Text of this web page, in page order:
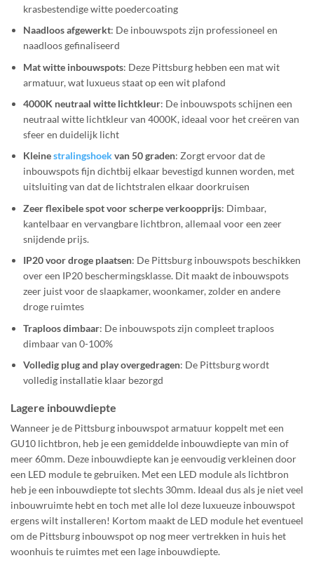
krasbestendige witte poedercoating
Naadloos afgewerkt: De inbouwspots zijn professioneel en
naadloos gefinaliseerd
Mat witte inbouwspots: Deze Pittsburg hebben een mat wit
armatuur, wat luxueus staat op een wit plafond
4000K neutraal witte lichtkleur: De inbouwspots schijnen een
neutraal witte lichtkleur van 4000K, ideaal voor het creëren van
sfeer en duidelijk licht
Kleinestralingshoekvan 50 graden: Zorgt ervoor dat de
inbouwspots fijn dichtbij elkaar bevestigd kunnen worden, met
uitsluiting van dat de lichtstralen elkaar doorkruisen
Zeer flexibele spot voor scherpe verkoopprijs: Dimbaar,
kantelbaar en vervangbare lichtbron, allemaal voor een zeer
snijdende prijs.
IP20 voor droge plaatsen: De Pittsburg inbouwspots beschikken
over een IP20 beschermingsklasse. Dit maakt de inbouwspots
zeer juist voor de slaapkamer, woonkamer, zolder en andere
droge ruimtes
Traploos dimbaar: De inbouwspots zijn compleet traploos
dimbaar van 0-100%
Volledig plug and play overgedragen: De Pittsburg wordt
volledig installatie klaar bezorgd
Lagere inbouwdiepte
Wanneer je de Pittsburg inbouwspot armatuur koppelt met een
GU10 lichtbron, heb je een gemiddelde inbouwdiepte van min of
meer 60mm. Deze inbouwdiepte kan je eenvoudig verkleinen door
een LED module te gebruiken. Met een LED module als lichtbron
heb je een inbouwdiepte tot slechts 30mm. Ideaal dus als je niet veel
inbouwruimte hebt en toch met alle lol deze luxueuze inbouwspot
ergens wilt installeren! Kortom maakt de LED module het eventueel
om de Pittsburg inbouwspot op nog meer vertrekken in huis het
woonhuis te ruimtes met een lage inbouwdiepte.